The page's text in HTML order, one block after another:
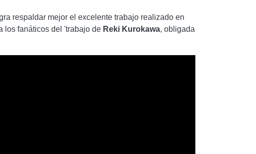
respaldar mejor el excelente trabajo realizado en
los fanáticos del 'trabajo de Reki Kurokawa, obligada